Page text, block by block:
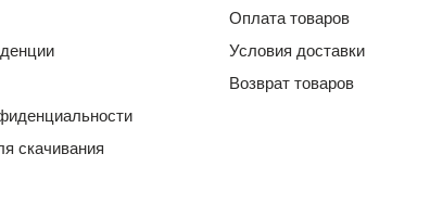
скачивания
Оплата товаров
Условия доставки
Возврат товаров